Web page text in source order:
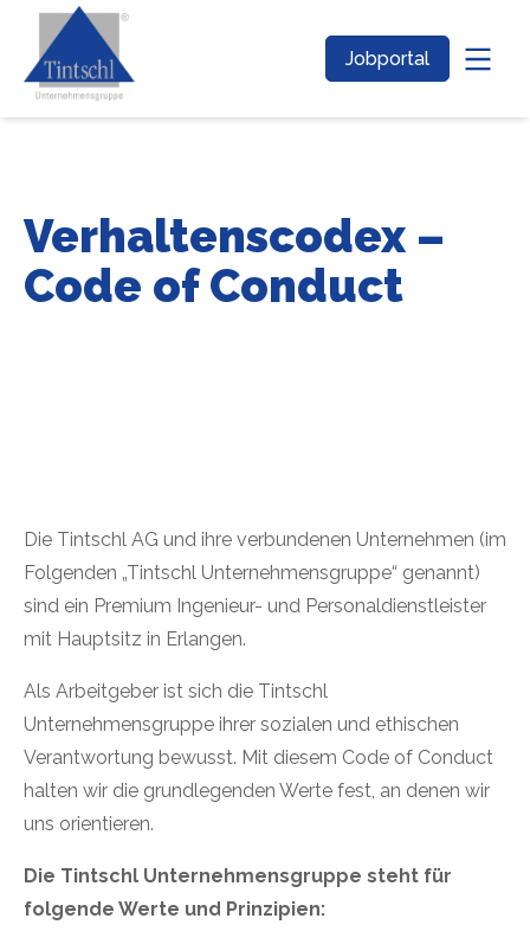
Jobportal
Verhaltenscodex –
Code of Conduct
Die Tintschl AG und ihre verbundenen Unternehmen (im
Folgenden „Tintschl Unternehmensgruppe“ genannt)
sind ein Premium Ingenieur- und Personaldienstleister
mit Hauptsitz in Erlangen.
Als Arbeitgeber ist sich die Tintschl
Unternehmensgruppe ihrer sozialen und ethischen
Verantwortung bewusst. Mit diesem Code of Conduct
halten wir die grundlegenden Werte fest, an denen wir
uns orientieren.
Die Tintschl Unternehmensgruppe steht für
folgende Werte und Prinzipien: